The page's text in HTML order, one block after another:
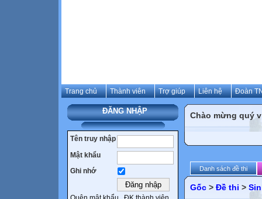
Trang chủ Thành viên Trợ giúp Liên hệ Đoàn
ĐĂNG NHẬP
Tên truy nhập
Mật khẩu
Ghi nhớ
Chào mừng quý
Danh sách đề thi
Gốc > Đề thi >